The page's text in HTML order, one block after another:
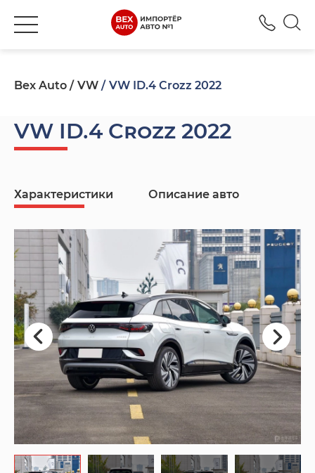
Bex Auto VW VW ID.4 Crozz 2022
VW ID.4 Crozz 2022
Характеристики Описание авто